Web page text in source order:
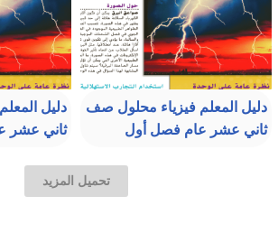
دليل المعلم فيزياء محلول صف
ثاني عشر عام فصل أول
دليل
ثاني عشر
تحميل المزيد